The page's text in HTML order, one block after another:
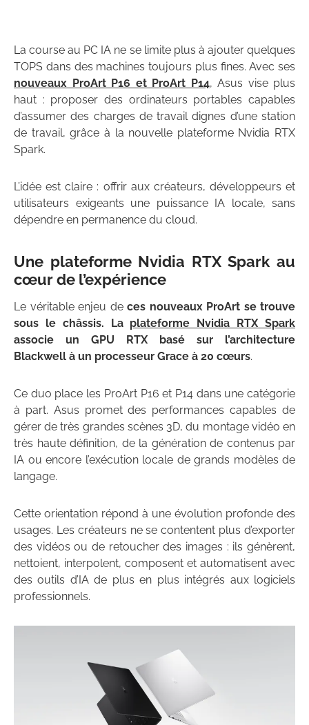
La course au PC IA ne se limite plus à ajouter quelques
TOPS dans des machines toujours plus fines. Avec ses
nouveaux ProArt P16 et ProArt P14, Asus vise plus
haut : proposer des ordinateurs portables capables
d’assumer des charges de travail dignes d’une station
de travail, grâce à la nouvelle plateforme Nvidia RTX
Spark.
L’idée est claire : offrir aux créateurs, développeurs et
utilisateurs exigeants une puissance IA locale, sans
dépendre en permanence du cloud.
Une plateforme Nvidia RTX Spark au
cœur de l’expérience
Le véritable enjeu de ces nouveaux ProArt se trouve
sous le châssis. La plateforme Nvidia RTX Spark
associe un GPU RTX basé sur l’architecture
Blackwell à un processeur Grace à 20 cœurs.
Ce duo place les ProArt P16 et P14 dans une catégorie
à part. Asus promet des performances capables de
gérer de très grandes scènes 3D, du montage vidéo en
très haute définition, de la génération de contenus par
IA ou encore l’exécution locale de grands modèles de
langage.
Cette orientation répond à une évolution profonde des
usages. Les créateurs ne se contentent plus d’exporter
des vidéos ou de retoucher des images : ils génèrent,
nettoient, interpolent, composent et automatisent avec
des outils d’IA de plus en plus intégrés aux logiciels
professionnels.